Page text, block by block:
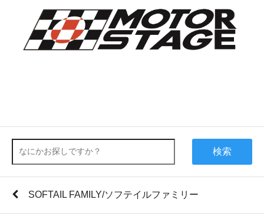
検索
SOFTAIL FAMILY/ソフテイルファミリー